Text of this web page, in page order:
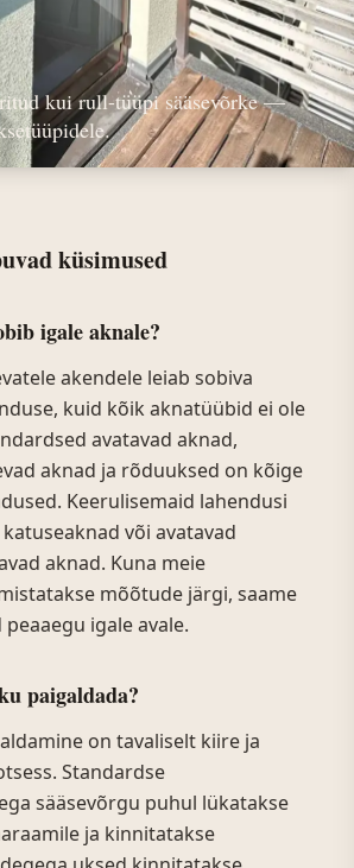
kui rull-tüüpi sääsevõrke —
küsimused
igale aknale?
akendele leiab sobiva
kuid kõik aknatüübid ei ole
avatavad aknad,
aknad ja rõduuksed on kõige
Keerulisemaid lahendusi
või avatavad
aknad. Kuna meie
mõõtude järgi, saame
igale avale.
paigaldada?
on tavaliselt kiire ja
Standardse
sääsevõrgu puhul lükatakse
ja kinnitatakse